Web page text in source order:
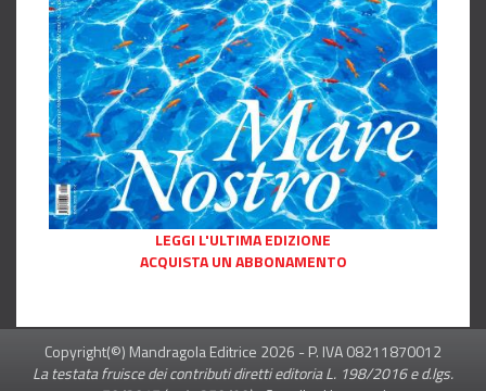
LEGGI L'ULTIMA EDIZIONE
ACQUISTA UN ABBONAMENTO
Copyright(©) Mandragola Editrice 2026 - P. IVA 08211870012
La testata fruisce dei contributi diretti editoria L. 198/2016 e d.lgs.